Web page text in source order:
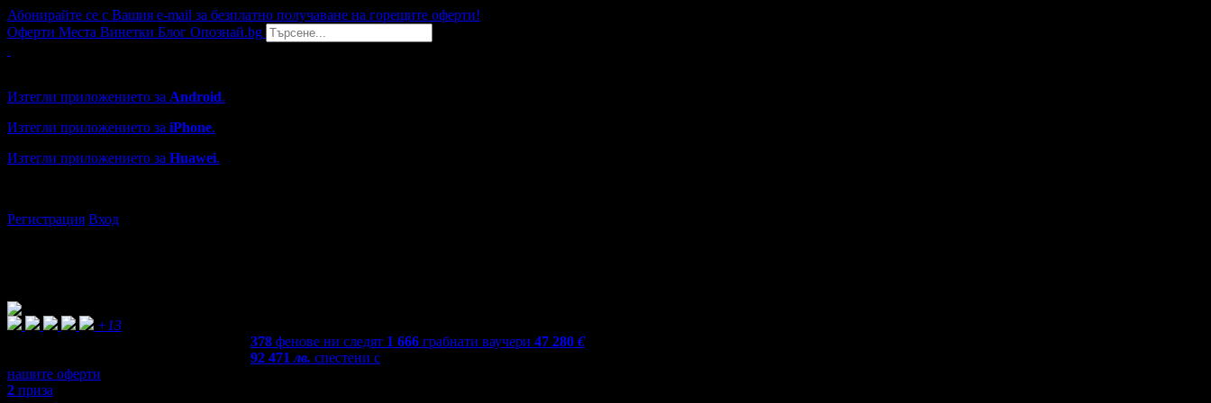
Абонирайте се с Вашия e-mail за безплатно получаване на горещите оферти!
Оферти Места Винетки Блог Опознай.bg
Изтегли приложението за Android.
Изтегли приложението за iPhone.
Изтегли приложението за Huawei.
Регистрация Вход
+13
378 фенове ни следят 1 666 грабнати ваучери 47 280 €
92 471лв. спестени с
нашите оферти
2 приза